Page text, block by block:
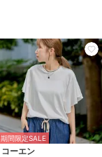
期間限定SALE
コーエン